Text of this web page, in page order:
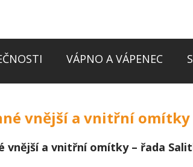
VÁPNO A VÁPENEC
vnější a vnitřní omítky
vnější a vnitřní omítky – řada